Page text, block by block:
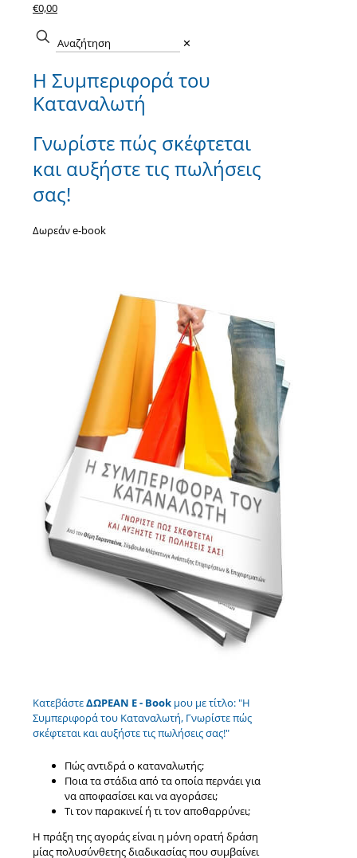
€0,00
✕
Η Συμπεριφορά του
Καταναλωτή
Γνωρίστε πώς σκέφτεται
και αυξήστε τις πωλήσεις
σας!
Δωρεάν e-book
ΚατεβάστεΔΩΡΕΑΝ E - Book μου με τίτλο: "Η
Συμπεριφορά του Καταναλωτή, Γνωρίστε πώς
σκέφτεται και αυξήστε τις πωλήσεις σας!"
Πώς αντιδρά ο καταναλωτής;
Ποια τα στάδια από τα οποία περνάει για
να αποφασίσει και να αγοράσει;
Τι τον παρακινεί ή τι τον αποθαρρύνει;
Η πράξη της αγοράς είναι η μόνη ορατή δράση
μίας πολυσύνθετης διαδικασίας που συμβαίνει